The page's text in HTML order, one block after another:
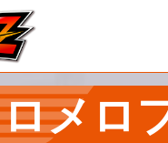
ロメロ